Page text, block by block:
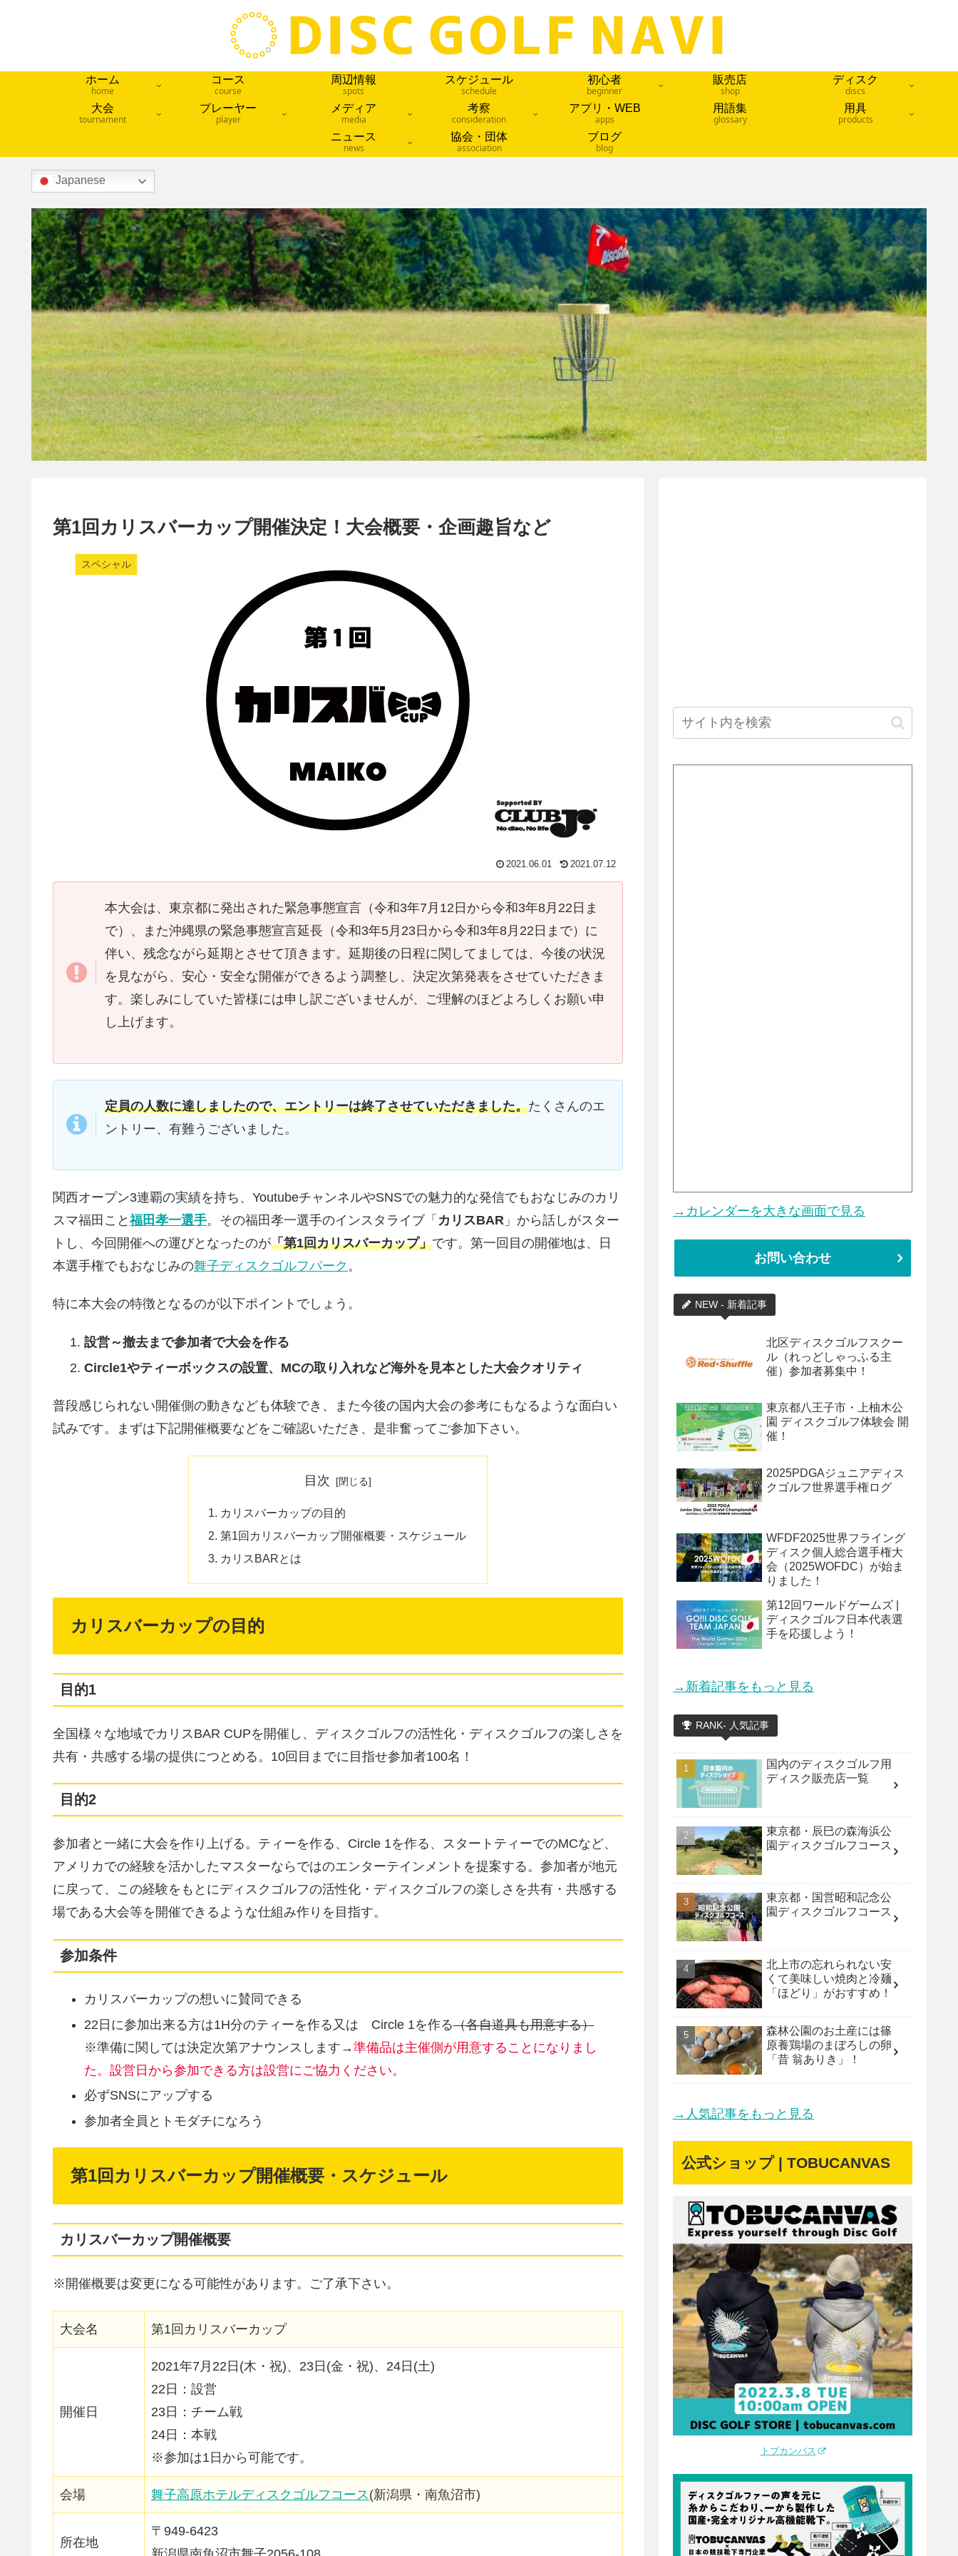
ホーム
home
コース
course
周辺情報
spots
スケジュール
schedule
初心者
beginner
販売店
shop
ディスク
discs
大会
tournament
プレーヤー
player
メディア
media
考察
consideration
アプリ・WEB
apps
用語集
glossary
用具
products
ニュース
news
協会・団体
association
ブログ
blog
Japanese
第1回カリスバーカップ開催決定！大会概要・企画趣旨など
スペシャル
2021.06.01 2021.07.12
本大会は、東京都に発出された緊急事態宣言（令和3年7月12日から令和3年8月22日ま
で）、また沖縄県の緊急事態宣言延長（令和3年5月23日から令和3年8月22日まで）に
伴い、残念ながら延期とさせて頂きます。延期後の日程に関してましては、今後の状況
を見ながら、安心・安全な開催ができるよう調整し、決定次第発表をさせていただきま
す。楽しみにしていた皆様には申し訳ございませんが、ご理解のほどよろしくお願い申
し上げます。
定員の人数に達しましたので、エントリーは終了させていただきました。たくさんのエ
ントリー、有難うございました。
関西オープン3連覇の実績を持ち、YoutubeチャンネルやSNSでの魅力的な発信でもおなじみのカリ
スマ福田こと 福田孝一選手。その福田孝一選手のインスタライブ「 カリスBAR 」から話しがスター
トし、今回開催への運びとなったのが「第1回カリスバーカップ」です。第一回目の開催地は、日
本選手権でもおなじみの舞子ディスクゴルフパーク 。
特に本大会の特徴となるのが以下ポイントでしょう。
設営～撤去まで参加者で大会を作る
Circle1やティーボックスの設置、MCの取り入れなど海外を見本とした大会クオリティ
普段感じられない開催側の動きなども体験でき、また今後の国内大会の参考にもなるような面白い
試みです。まずは下記開催概要などをご確認いただき、是非奮ってご参加下さい。
目次
カリスバーカップの目的
第1回カリスバーカップ開催概要・スケジュール
カリスBARとは
カリスバーカップの目的
目的1
全国様々な地域でカリスBAR CUPを開催し、ディスクゴルフの活性化・ディスクゴルフの楽しさを
共有・共感する場の提供につとめる。10回目までに目指せ参加者100名！
目的2
参加者と一緒に大会を作り上げる。ティーを作る、Circle 1を作る、スタートティーでのMCなど、
アメリカでの経験を活かしたマスターならではのエンターテインメントを提案する。参加者が地元
に戻って、この経験をもとにディスクゴルフの活性化・ディスクゴルフの楽しさを共有・共感する
場である大会等を開催できるような仕組み作りを目指す。
参加条件
カリスバーカップの想いに賛同できる
22日に参加出来る方は1H分のティーを作る又は Circle 1を作る（各自道具も用意する）
※準備に関しては決定次第アナウンスします→準備品は主催側が用意することになりまし
た。設営日から参加できる方は設営にご協力ください。
必ずSNSにアップする
参加者全員とトモダチになろう
第1回カリスバーカップ開催概要・スケジュール
カリスバーカップ開催概要
※開催概要は変更になる可能性があります。ご了承下さい。
大会名 第1回カリスバーカップ
開催日
2021年7月22日(木・祝)、23日(金・祝)、24日(土)
22日：設営
23日：チーム戦
24日：本戦
※参加は1日から可能です。
会場 舞子高原ホテルディスクゴルフコース (新潟県・南魚沼市)
所在地
〒949-6423
→カレンダーを大きな画面で見る
お問い合わせ
NEW - 新着記事
北区ディスクゴルフスクー
ル（れっどしゃっふる主
催）参加者募集中！
東京都八王子市・上柚木公
園 ディスクゴルフ体験会 開
催！
2025PDGAジュニアディス
クゴルフ世界選手権ログ
WFDF2025世界フライング
ディスク個人総合選手権大
会（2025WOFDC）が始ま
りました！
第12回ワールドゲームズ |
ディスクゴルフ日本代表選
手を応援しよう！
→新着記事をもっと見る
RANK- 人気記事
国内のディスクゴルフ用
ディスク販売店一覧
東京都・辰巳の森海浜公
園ディスクゴルフコース
東京都・国営昭和記念公
園ディスクゴルフコース
北上市の忘れられない安
くて美味しい焼肉と冷麺
「ほどり」がおすすめ！
森林公園のお土産には篠
原養鶏場のまぼろしの卵
「昔 翁ありき」！
→人気記事をもっと見る
公式ショップ | TOBUCANVAS
トブカンバス